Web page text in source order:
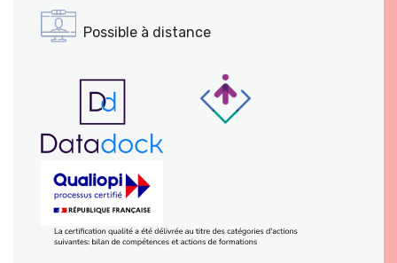
Possible à distance